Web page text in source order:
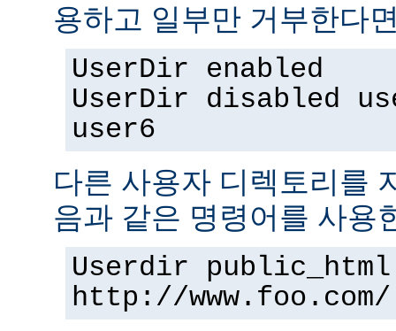
용하고 일부만 거부한다
UserDir enabled
UserDir disabled
user6
다른 사용자 디렉토리를
음과 같은 명령어를 사용
Userdir
http://www.foo.com/